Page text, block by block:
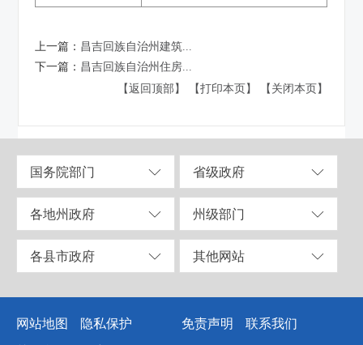
上一篇： 昌吉回族自治州建筑...
下一篇： 昌吉回族自治州住房...
【返回顶部】
【打印本页】 【关闭本页】
国务院部门 省级政府
各地州政府 州级部门
各县市政府 其他网站
网站地图 隐私保护 免责声明
联系我们